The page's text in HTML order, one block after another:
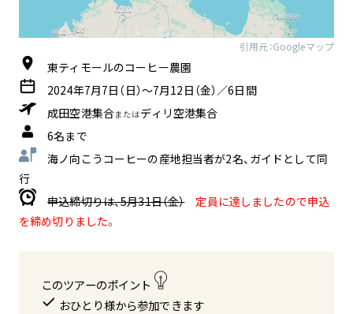
引用元：Googleマップ
東ティモールのコーヒー農園
2024年7月7日（日）～7月12日（金）／6日間
成田空港集合またはディリ空港集合
6名まで
海ノ向こうコーヒーの産地担当者が2名、ガイドとして同
行
申込締切りは、5月31日（金）
定員に達しましたので申込
を締め切りました。
このツアーのポイント
おひとり様から参加できます